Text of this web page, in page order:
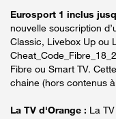
Eurosport 1 inclus
nouvelle souscription
Classic, Livebox Up ou
Fibre ou Smart TV.
chaine (hors contenus
La TV d'Orange : La